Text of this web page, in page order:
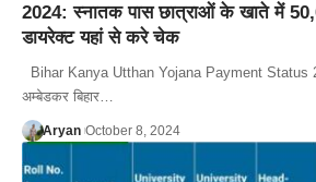
2024: स्नातक पास छात्राओं के खाते में
डायरेक्ट यहां से करे चेक
Bihar Kanya Utthan Yojana Payment Status
अम्बेडकर बिहार…
Aryan October 8, 2024